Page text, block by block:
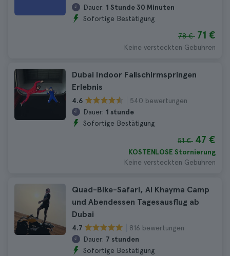
Dauer: 1 Stunde 30 Minuten
Sofortige Bestätigung
78 € 71 €
Keine versteckten Gebühren
Dubai Indoor Fallschirmspringen
Erlebnis
4.6
540 bewertungen
Dauer: 1 stunde
Sofortige Bestätigung
51 € 47 €
KOSTENLOSE Stornierung
Keine versteckten Gebühren
Quad-Bike-Safari, Al Khayma Camp
und Abendessen Tagesausflug ab
Dubai
4.7
816 bewertungen
Dauer: 7 stunden
Sofortige Bestätigung